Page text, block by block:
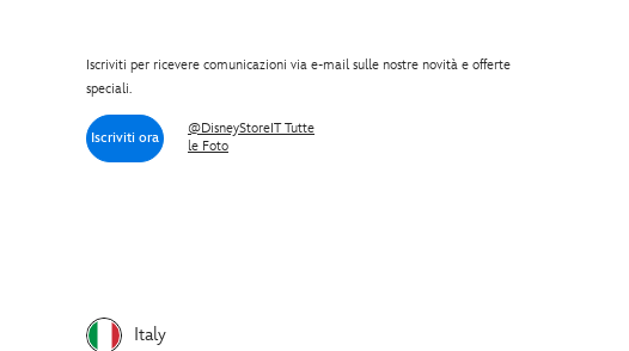
Iscriviti per ricevere comunicazioni via e-mail sulle nostre novità e offerte
speciali.
Iscriviti ora
@DisneyStoreIT Tutte
le Foto
Italy